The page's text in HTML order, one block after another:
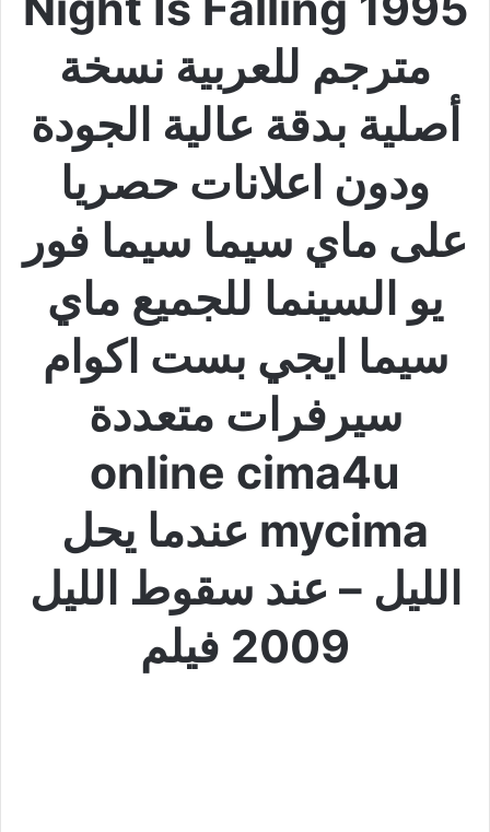
مترجم للعربية نسخة
أصلية بدقة عالية الجودة
ودون اعلانات حصريا
على ماي سيما سيما فور
يو السينما للجميع ماي
سيما ايجي بست اكوام
سيرفرات متعددة
online cima4u
mycima عندما يحل
الليل – عند سقوط الليل
2009 فيلم